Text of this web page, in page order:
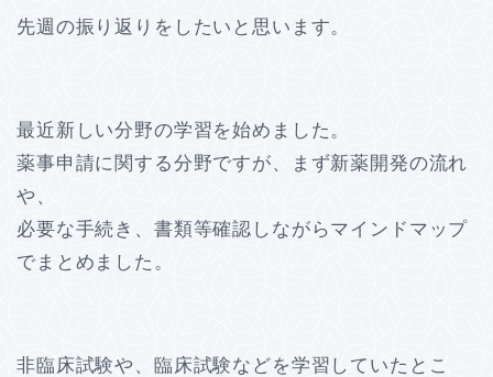
先週の振り返りをしたいと思います。
最近新しい分野の学習を始めました。
薬事申請に関する分野ですが、まず新薬開発の流れ
や、
必要な手続き、書類等確認しながらマインドマップ
でまとめました。
非臨床試験や、臨床試験などを学習していたとこ